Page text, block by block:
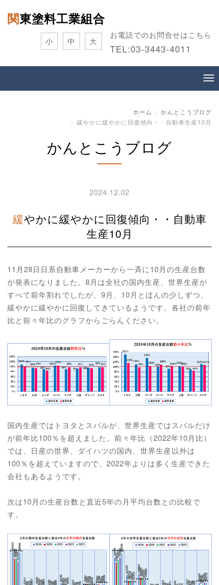
関東塗料工業組合
お電話でのお問合せはこちら
TEL:03-3443-4011
小 中 大
ホーム
かんとこうブログ
緩やかに緩やかに回復傾向・・自動車生産10月
かんとこうブログ
2024.12.02
緩やかに緩やかに回復傾向・・自動車
生産10月
11月28日日系自動車メーカーから一斉に10月の生産台数
が発表になりました。8月は全社の国内生産、世界生産が
すべて前年割れでしたが、9月、10月とほんの少しずつ、
緩やかに緩やかに回復してきているようです。各社の前年
比と前々年比のグラフからごらんください。
国内生産ではトヨタとスバルが、世界生産ではスバルだけ
が前年比100％を超えました。前々年比（2022年10月比）
では、日産の世界、ダイハツの国内、世界生産以外は
100％を超えていますので、2022年よりは多く生産できた
会社もあるようです。
次は10月の生産台数と直近5年の月平均台数との比較で
す。